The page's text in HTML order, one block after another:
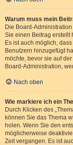
Warum muss mein
Die Board-
Sie einen Beitrag erstellt
Es ist auch möglich,
Benutzern hinzugefügt
möchte, bevor sie auf
Board-Administration,
Nach oben
Wie markiere ich ein
Durch Klicken des
können Sie das Thema
holen. Wenn Sie den
möglicherweise
Zeit vergangen. Es ist